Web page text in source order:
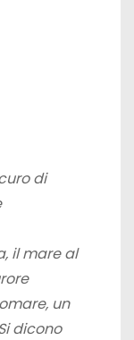
di
il mare al
un
dicono